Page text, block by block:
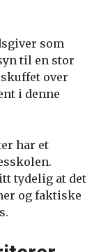
som
til en stor
over
i denne
har et
tydelig at det
og faktiske